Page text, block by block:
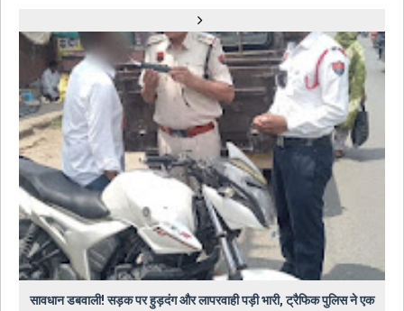
सावधान डबवाली! सड़क पर हुड़दंग और लापरवाही पड़ी भारी, ट्रैफिक पुलिस ने एक